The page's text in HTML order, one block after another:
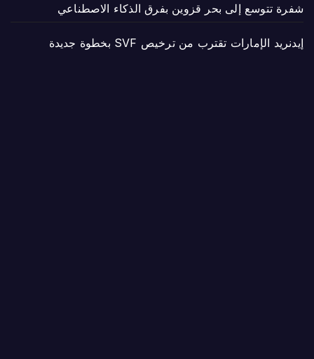
شفرة تتوسع إلى بحر قزوين بفرق الذكاء الاصطناعي
إيدنريد الإمارات تقترب من ترخيص SVF بخطوة جديدة